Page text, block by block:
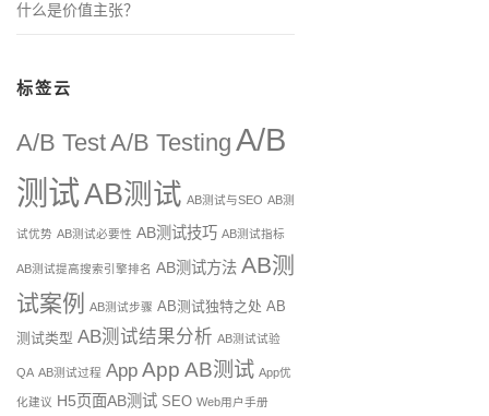
什么是价值主张？
标签云
A/B TestA/B Testing A/B
测试AB测试 AB测试与SEO AB测
试优势 AB测试必要性 AB测试技巧 AB测试指标
AB测试提高搜索引擎排名 AB测试方法 AB测
试案例
AB测试步骤 AB测试独特之处 AB
测试类型 AB测试结果分析 AB测试试验
QA AB测试过程 App App AB测试 App优
化建议 H5页面AB测试 SEO Web用户手册